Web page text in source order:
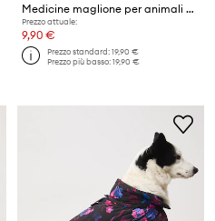
Medicine maglione per animali domestici
Prezzo attuale:
9,90 €
Prezzo standard:19,90 €
Prezzo più basso:19,90 €